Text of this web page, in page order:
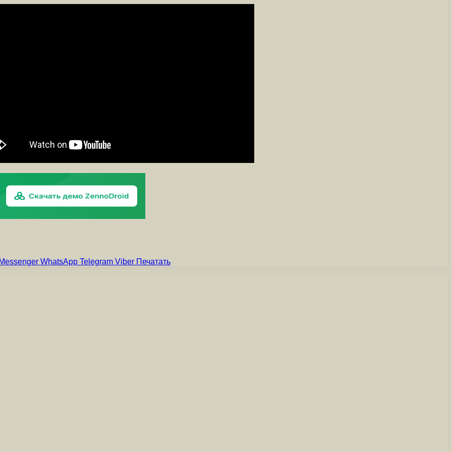
WhatsApp Telegram Viber Печатать